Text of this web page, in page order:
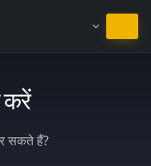
करें
सकते हैं?